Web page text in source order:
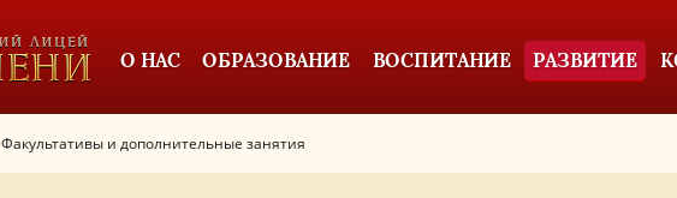
О НАС ОБРАЗОВАНИЕ ВОСПИТАНИЕ РАЗВИТИЕ
Факультативы и дополнительные занятия